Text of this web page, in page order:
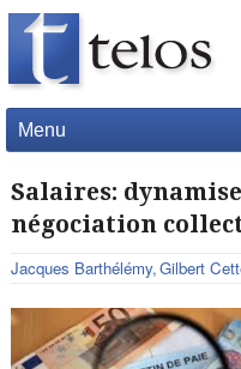
Menu
Salaires:
négociation
Jacques Barthélémy Gilbert